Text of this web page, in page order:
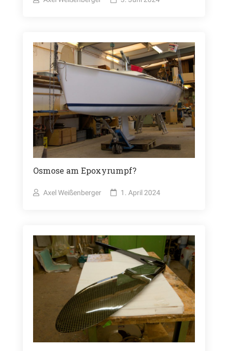
Osmose am Epoxyrumpf?
Axel Weißenberger 1. April 2024